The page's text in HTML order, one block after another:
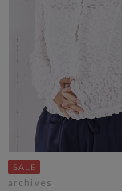
archives